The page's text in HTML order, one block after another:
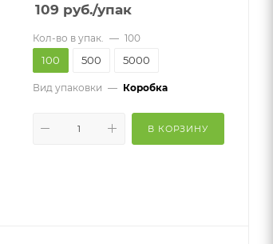
109 руб./упак
Кол-во в упак. — 100
100 500 5000
Вид упаковки — Коробка
В КОРЗИНУ